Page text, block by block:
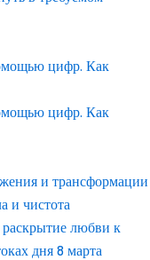
цифр. Как
цифр. Как
и трансформации
и чистота
любви к
дня 8 марта